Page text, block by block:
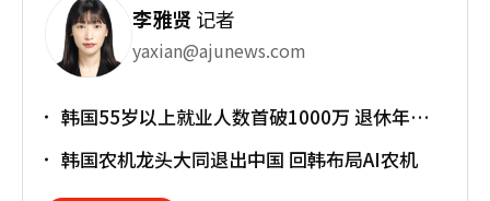
李雅贤记者
yaxian@ajunews.com
韩国55岁以上就业人数首破1000万 退休年龄
韩国农机龙头大同退出中国 回韩布局AI农机